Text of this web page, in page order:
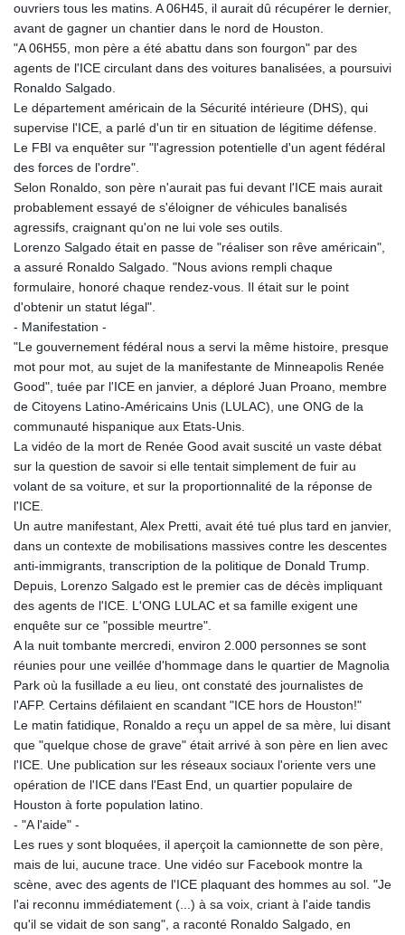
ouvriers tous les matins. A 06H45, il aurait dû récupérer le dernier,
avant de gagner un chantier dans le nord de Houston.
"A 06H55, mon père a été abattu dans son fourgon" par des
agents de l'ICE circulant dans des voitures banalisées, a poursuivi
Ronaldo Salgado.
Le département américain de la Sécurité intérieure (DHS), qui
supervise l'ICE, a parlé d'un tir en situation de légitime défense.
Le FBI va enquêter sur "l'agression potentielle d'un agent fédéral
des forces de l'ordre".
Selon Ronaldo, son père n'aurait pas fui devant l'ICE mais aurait
probablement essayé de s'éloigner de véhicules banalisés
agressifs, craignant qu'on ne lui vole ses outils.
Lorenzo Salgado était en passe de "réaliser son rêve américain",
a assuré Ronaldo Salgado. "Nous avions rempli chaque
formulaire, honoré chaque rendez-vous. Il était sur le point
d'obtenir un statut légal".
- Manifestation -
"Le gouvernement fédéral nous a servi la même histoire, presque
mot pour mot, au sujet de la manifestante de Minneapolis Renée
Good", tuée par l'ICE en janvier, a déploré Juan Proano, membre
de Citoyens Latino-Américains Unis (LULAC), une ONG de la
communauté hispanique aux Etats-Unis.
La vidéo de la mort de Renée Good avait suscité un vaste débat
sur la question de savoir si elle tentait simplement de fuir au
volant de sa voiture, et sur la proportionnalité de la réponse de
l'ICE.
Un autre manifestant, Alex Pretti, avait été tué plus tard en janvier,
dans un contexte de mobilisations massives contre les descentes
anti-immigrants, transcription de la politique de Donald Trump.
Depuis, Lorenzo Salgado est le premier cas de décès impliquant
des agents de l'ICE. L'ONG LULAC et sa famille exigent une
enquête sur ce "possible meurtre".
A la nuit tombante mercredi, environ 2.000 personnes se sont
réunies pour une veillée d'hommage dans le quartier de Magnolia
Park où la fusillade a eu lieu, ont constaté des journalistes de
l'AFP. Certains défilaient en scandant "ICE hors de Houston!"
Le matin fatidique, Ronaldo a reçu un appel de sa mère, lui disant
que "quelque chose de grave" était arrivé à son père en lien avec
l'ICE. Une publication sur les réseaux sociaux l'oriente vers une
opération de l'ICE dans l'East End, un quartier populaire de
Houston à forte population latino.
- "A l'aide" -
Les rues y sont bloquées, il aperçoit la camionnette de son père,
mais de lui, aucune trace. Une vidéo sur Facebook montre la
scène, avec des agents de l'ICE plaquant des hommes au sol. "Je
l'ai reconnu immédiatement (...) à sa voix, criant à l'aide tandis
qu'il se vidait de son sang", a raconté Ronaldo Salgado, en